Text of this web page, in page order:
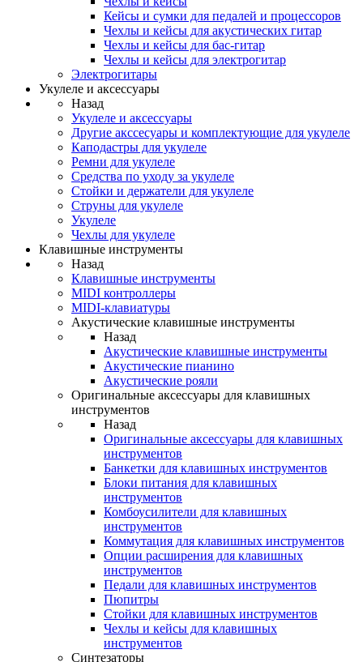
Кейсы и сумки для педалей и процессоров
Чехлы и кейсы для акустических гитар
Чехлы и кейсы для бас-гитар
Чехлы и кейсы для электрогитар
Электрогитары
Укулеле и аксессуары
Назад
Укулеле и аксессуары
Другие акссесуары и комплектующие для укулеле
Каподастры для укулеле
Ремни для укулеле
Средства по уходу за укулеле
Стойки и держатели для укулеле
Струны для укулеле
Укулеле
Чехлы для укулеле
Клавишные инструменты
Назад
Клавишные инструменты
MIDI контроллеры
MIDI-клавиатуры
Акустические клавишные инструменты
Назад
Акустические клавишные инструменты
Акустические пианино
Акустические рояли
Оригинальные аксессуары для клавишных
инструментов
Назад
Оригинальные аксессуары для клавишных
инструментов
Банкетки для клавишных инструментов
Блоки питания для клавишных
инструментов
Комбоусилители для клавишных
инструментов
Коммутация для клавишных инструментов
Опции расширения для клавишных
инструментов
Педали для клавишных инструментов
Пюпитры
Стойки для клавишных инструментов
Чехлы и кейсы для клавишных
инструментов
Синтезаторы